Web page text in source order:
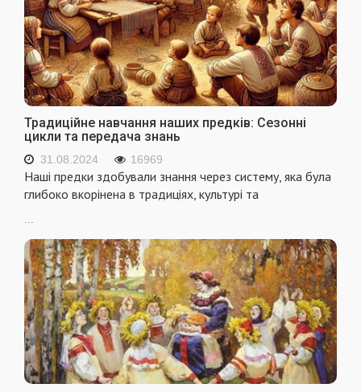
Традиційне навчання наших предків: Сезонні
цикли та передача знань
31.08.2024 16969
Наші предки здобували знання через систему, яка була
глибоко вкорінена в традиціях, культурі та